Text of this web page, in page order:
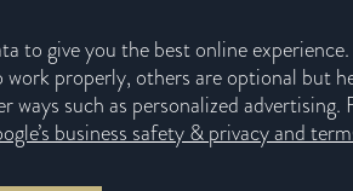
um Ihren Neuigkeiten bzw. allgemeine
Ihre Daten nicht mit Dritten teilen oder sie
aufgenommen werden
to give you the best online
properly, others are optional but
ways such as personalized advertising.
business safety & privacy and